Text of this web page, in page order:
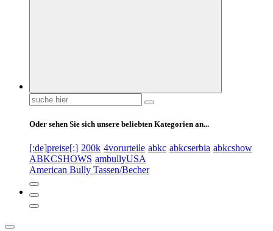
Suchen
nach:
Oder sehen Sie sich unsere beliebten Kategorien an...
[:de]preise[:] 200k 4vorurteile abkc abkcserbia abkcshow
ABKCSHOWS ambullyUSA
American Bully Tassen/Becher